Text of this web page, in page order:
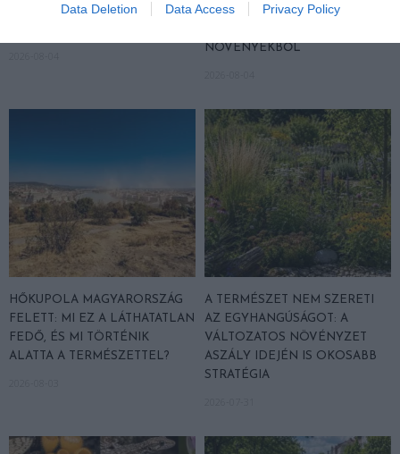
Data Deletion Data Access Privacy Policy
SÖRFŐZDÉBE, A BENCÉS
SZOMJAZIK: LÉGKÖRI ASZÁLY
NÖVÉNYEKBŐL
HŐKUPOLA MAGYARORSZÁG
FELETT: MI EZ A LÁTHATATLAN
FEDŐ, ÉS MI TÖRTÉNIK
ALATTA A TERMÉSZETTEL?
A TERMÉSZET NEM SZERETI
AZ EGYHANGÚSÁGOT: A
VÁLTOZATOS NÖVÉNYZET
ASZÁLY IDEJÉN IS OKOSABB
STRATÉGIA